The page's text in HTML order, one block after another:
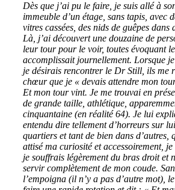
Dès que j’ai pu le faire, je suis allé à
immeuble d’un étage, sans tapis, avec
vitres cassées, des nids de guêpes dans
Là, j’ai découvert une douzaine de
leur tour pour le voir, toutes évoquant
accomplissait journellement. Lorsque
je désirais rencontrer le Dr Still, ils me
chœur que je « devais attendre mon
Et mon tour vint. Je me trouvai en
de grande taille, athlétique,
cinquantaine (en réalité 64). Je lui
entendu dire tellement d’horreurs sur
quartiers et tant de bien dans d’autres,
attisé ma curiosité et accessoirement,
je souffrais légèrement du bras droit et
servir complètement de mon coude.
l’empoigna (il n’y a pas d’autre mot),